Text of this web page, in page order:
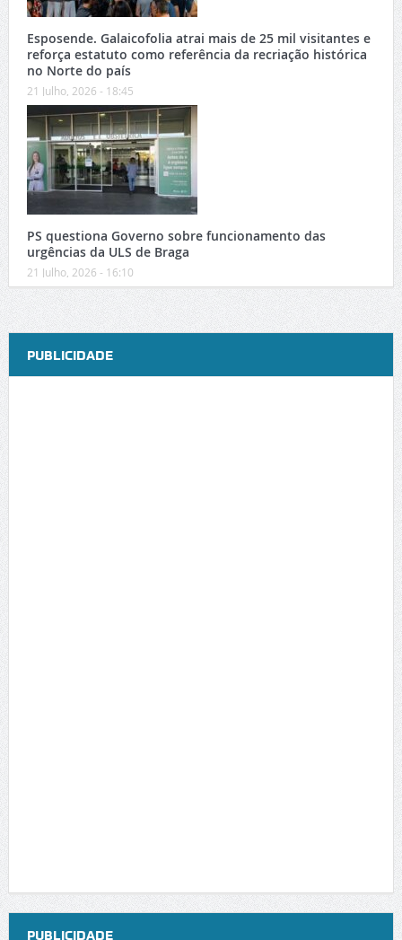
Esposende. Galaicofolia atrai mais de 25 mil visitantes e
reforça estatuto como referência da recriação histórica
no Norte do país
21 Julho, 2026 - 18:45
PS questiona Governo sobre funcionamento das
urgências da ULS de Braga
21 Julho, 2026 - 16:10
PUBLICIDADE
PUBLICIDADE